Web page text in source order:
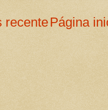
recentePágina